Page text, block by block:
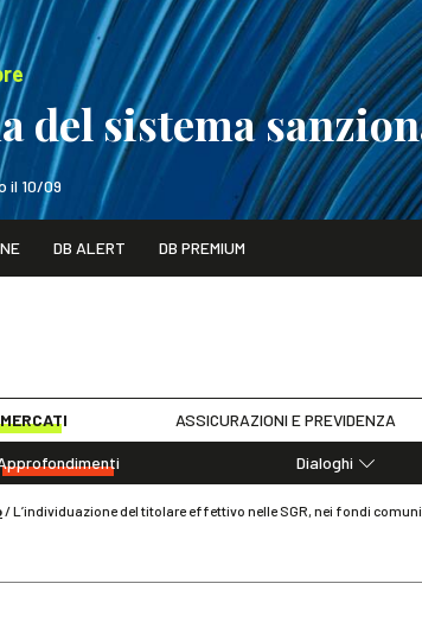
del sistema
il 10/09
WEBINAR / 1° Ottobre
DB ALERT DB PREMIUM
ASSICURAZIONI E PREVIDENZA
Dialoghi
/L’individuazione del titolare effettivo nelle SGR, nei fondi